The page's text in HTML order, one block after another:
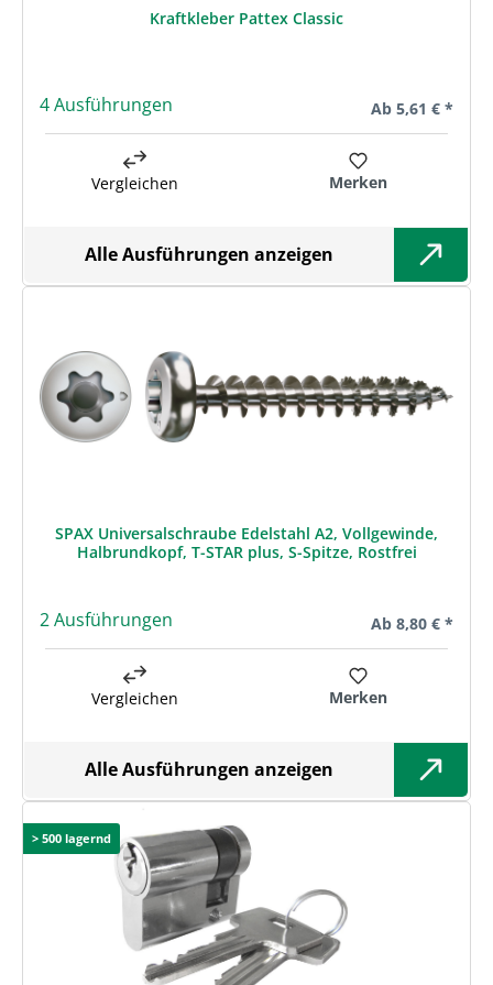
Kraftkleber Pattex Classic
4 Ausführungen Regulärer Preis:
Ab 5,61 € *
Vergleichen Merken
Alle Ausführungen anzeigen
SPAX Universalschraube Edelstahl A2, Vollgewinde,
Halbrundkopf, T-STAR plus, S-Spitze, Rostfrei
2 Ausführungen Regulärer Preis:
Ab 8,80 € *
Vergleichen Merken
Alle Ausführungen anzeigen
> 500 lagernd